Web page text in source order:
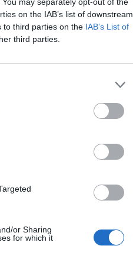
on the IAB’s list of downstream
to third parties on the IAB’s List of
third parties.
or Sharing
for which it
del
Celso.
duello
gli